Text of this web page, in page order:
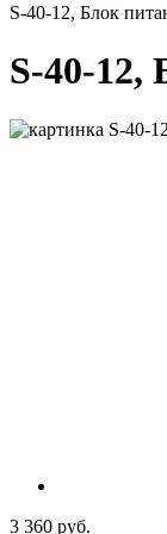
S-40-12, Блок
S-40-12,
3 360 руб.